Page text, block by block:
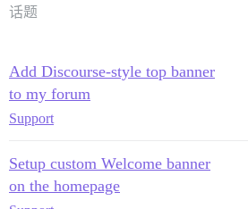
话题
Add Discourse-style top banner
to my forum
Support
Setup custom Welcome banner
on the homepage